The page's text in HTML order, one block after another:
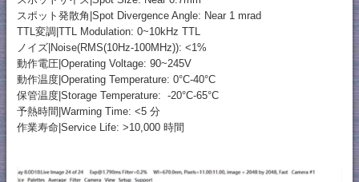
スポット発散角|Spot Divergence Angle: Near 1 mrad
TTL変調|TTL Modulation: 0~10kHz TTL
ノイズ|Noise(RMS(10Hz-100MHz)): <1%
動作電圧|Operating Voltage: 90~245V
動作温度|Operating Temperature: 0°C-40°C
保管温度|Storage Temperature: -20°C-65°C
予熱時間|Warming Time: <5 分
作業寿命|Service Life: >10,000 時間